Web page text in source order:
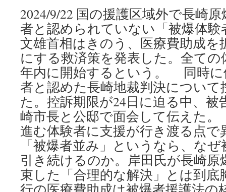
2024/9/22 国の援護区域外で長崎
者と認められていない「被爆体
文雄首相はきのう、医療費助成を
にする救済策を発表した。全て
年内に開始するという。 同時に
者と認めた長崎地裁判決につい
た。控訴期限が24日に迫る中、被
崎市長と公邸で面会して伝えた
進む体験者に支援が行き渡る点
「被爆者並み」というなら、な
引き続けるのか。岸田氏が長崎
束した「合理的な解決」とは到